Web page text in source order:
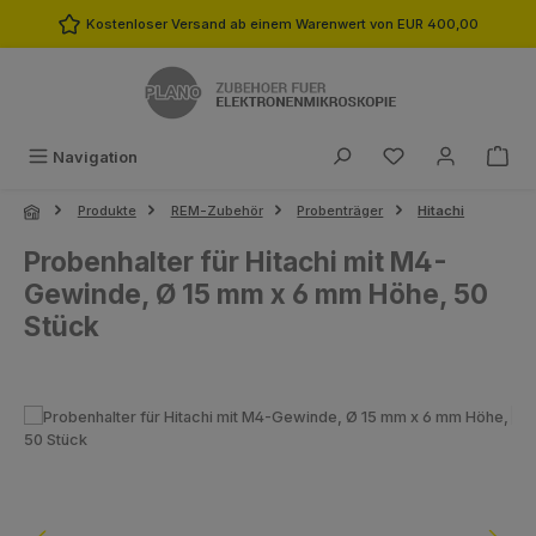
Zum Hauptinhalt springen
Kostenloser Versand ab einem Warenwert von EUR 400,00
Navigation Du hast 0
Produkte REM-Zubehör Probenträger Hitachi
Probenhalter für Hitachi mit M4-
Gewinde, Ø 15 mm x 6 mm Höhe, 50
Stück
Bildergalerie überspringen